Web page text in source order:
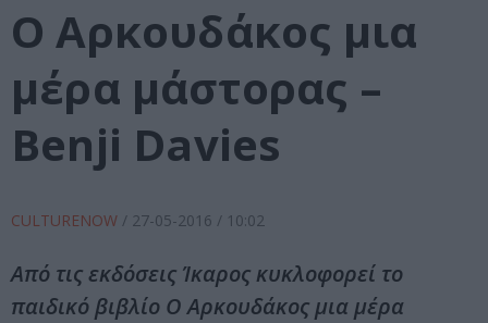
Ο Αρκουδάκος μια
μέρα μάστορας –
Benji Davies
CULTURENOW / 27-05-2016 / 10:02
Από τις εκδόσεις Ίκαρος κυκλοφορεί το
παιδικό βιβλίο Ο Αρκουδάκος μια μέρα